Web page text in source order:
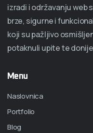
izradi i održavanju web
brze, sigurne i
koji su pažljivo
potaknuli upite te
Menu
Naslovnica
Portfolio
Blog